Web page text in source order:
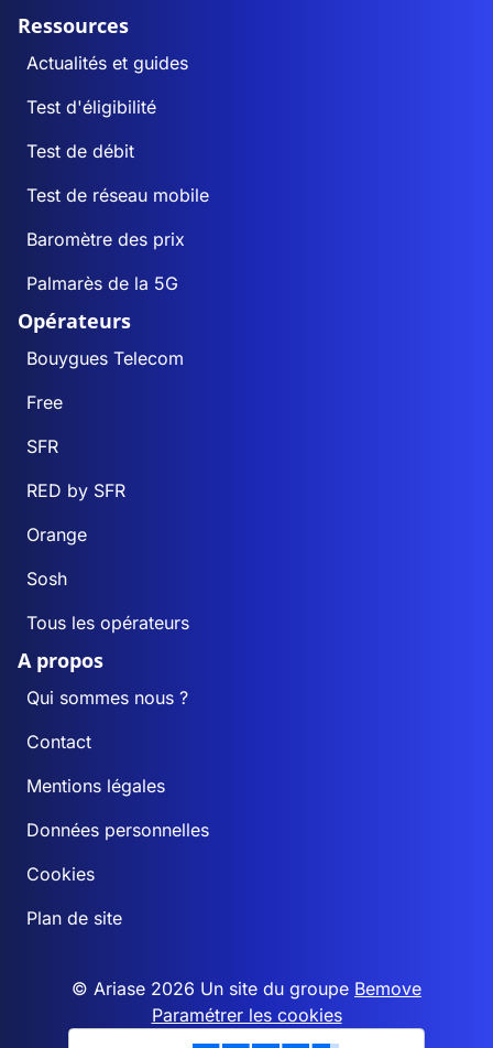
Ressources
Actualités et guides
Test d'éligibilité
Test de débit
Test de réseau mobile
Baromètre des prix
Palmarès de la 5G
Opérateurs
Bouygues Telecom
Free
SFR
RED by SFR
Orange
Sosh
Tous les opérateurs
A propos
Qui sommes nous ?
Contact
Mentions légales
Données personnelles
Cookies
Plan de site
© Ariase 2026 Un site du groupe Bemove
Paramétrer les cookies